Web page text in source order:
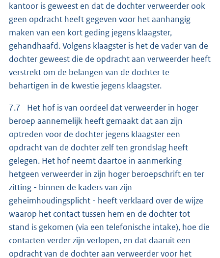
kantoor is geweest en dat de dochter verweerder ook
geen opdracht heeft gegeven voor het aanhangig
maken van een kort geding jegens klaagster,
gehandhaafd. Volgens klaagster is het de vader van de
dochter geweest die de opdracht aan verweerder heeft
verstrekt om de belangen van de dochter te
behartigen in de kwestie jegens klaagster.
7.7 Het hof is van oordeel dat verweerder in hoger
beroep aannemelijk heeft gemaakt dat aan zijn
optreden voor de dochter jegens klaagster een
opdracht van de dochter zelf ten grondslag heeft
gelegen. Het hof neemt daartoe in aanmerking
hetgeen verweerder in zijn hoger beroepschrift en ter
zitting - binnen de kaders van zijn
geheimhoudingsplicht - heeft verklaard over de wijze
waarop het contact tussen hem en de dochter tot
stand is gekomen (via een telefonische intake), hoe die
contacten verder zijn verlopen, en dat daaruit een
opdracht van de dochter aan verweerder voor het